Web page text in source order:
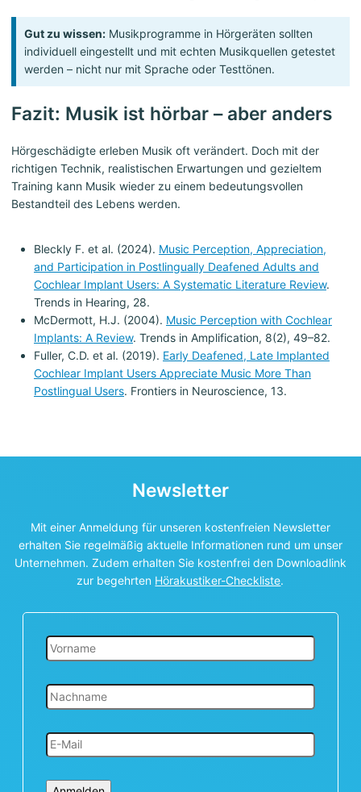
Gut zu wissen: Musikprogramme in Hörgeräten sollten
individuell eingestellt und mit echten Musikquellen getestet
werden – nicht nur mit Sprache oder Testtönen.
Fazit: Musik ist hörbar – aber anders
Hörgeschädigte erleben Musik oft verändert. Doch mit der
richtigen Technik, realistischen Erwartungen und gezieltem
Training kann Musik wieder zu einem bedeutungsvollen
Bestandteil des Lebens werden.
Bleckly F. et al. (2024). Music Perception, Appreciation,
and Participation in Postlingually Deafened Adults and
Cochlear Implant Users: A Systematic Literature Review.
Trends in Hearing, 28.
McDermott, H.J. (2004). Music Perception with Cochlear
Implants: A Review. Trends in Amplification, 8(2), 49–82.
Fuller, C.D. et al. (2019). Early Deafened, Late Implanted
Cochlear Implant Users Appreciate Music More Than
Postlingual Users. Frontiers in Neuroscience, 13.
Newsletter
Mit einer Anmeldung für unseren kostenfreien Newsletter
erhalten Sie regelmäßig aktuelle Informationen rund um unser
Unternehmen. Zudem erhalten Sie kostenfrei den Downloadlink
zur begehrten Hörakustiker-Checkliste.